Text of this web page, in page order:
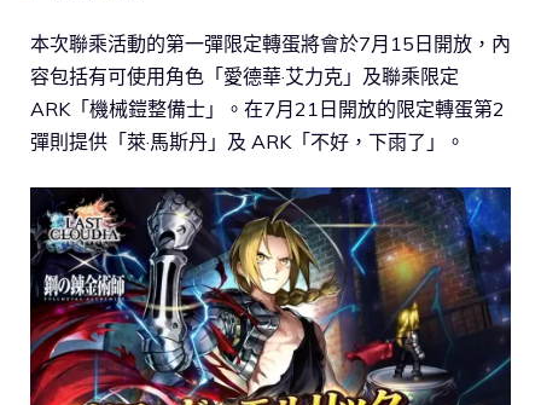
本次聯乘活動的第一彈限定轉蛋將會於7月15日開放，內
容包括有可使用角色「愛德華·艾力克」及聯乘限定
ARK「機械鎧整備士」。在7月21日開放的限定轉蛋第2
彈則提供「萊·馬斯丹」及 ARK「不好，下雨了」。